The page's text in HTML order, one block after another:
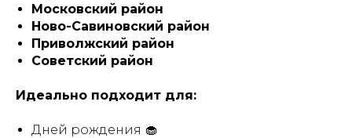
Московский район
Ново-Савиновский район
Приволжский район
Советский район
Идеально подходит для:
Дней рождения 🧁